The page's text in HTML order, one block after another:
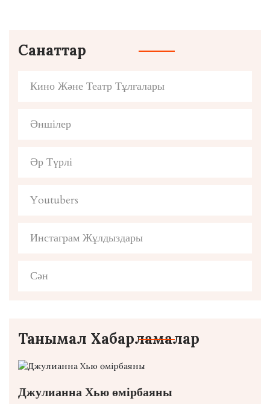
Санаттар
Кино Және Театр Тұлғалары
Әншілер
Әр Түрлі
Youtubers
Инстаграм Жұлдыздары
Сән
Танымал Хабарламалар
Джулианна Хью өмірбаяны